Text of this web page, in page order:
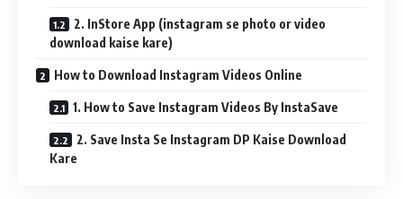
2. InStore App (instagram se photo or video
download kaise kare)
How to Download Instagram Videos Online
1. How to Save Instagram Videos By InstaSave
2. Save Insta Se Instagram DP Kaise Download
Kare